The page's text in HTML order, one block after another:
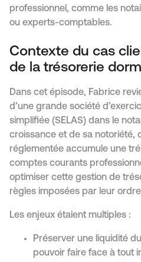
professionnel, comme les
ou experts-comptables.
Contexte du cas
de la trésorerie
Dans cet épisode, Fabrice
d’une grande société
simplifiée (SELAS) dans le
croissance et de sa notoriété,
réglementée accumule une
comptes courants
optimiser cette gestion de
règles imposées par leur
Les enjeux étaient multiples :
Préserver une liquidité
pouvoir faire face à tout